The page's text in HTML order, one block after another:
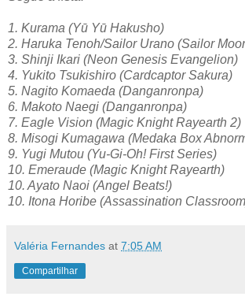
1. Kurama (Yū Yū Hakusho)
2. Haruka Tenoh/Sailor Urano (Sailor
3. Shinji Ikari (Neon Genesis Evangelion)
4. Yukito Tsukishiro (Cardcaptor Sakura)
5. Nagito Komaeda (Danganronpa)
6. Makoto Naegi (Danganronpa)
7. Eagle Vision (Magic Knight Rayearth 2)
8. Misogi Kumagawa (Medaka Box
9. Yugi Mutou (Yu-Gi-Oh! First Series)
10. Emeraude (Magic Knight Rayearth)
10. Ayato Naoi (Angel Beats!)
10. Itona Horibe (Assassination
Valéria Fernandes at 7:05 AM
Compartilhar